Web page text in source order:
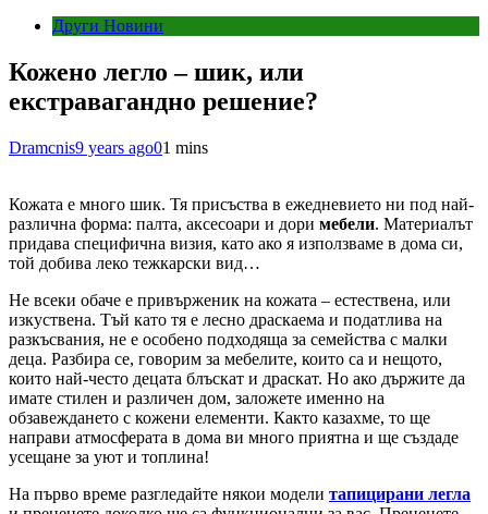
Други Новини
Кожено легло – шик, или
екстравагандно решение?
Dramcnis9 years ago01 mins
Кожата е много шик. Тя присъства в ежедневието ни под най-
различна форма: палта, аксесоари и дори мебели. Материалът
придава специфична визия, като ако я използваме в дома си,
той добива леко тежкарски вид…
Не всеки обаче е привърженик на кожата – естествена, или
изкуствена. Тъй като тя е лесно драскаема и податлива на
разкъсвания, не е особено подходяща за семейства с малки
деца. Разбира се, говорим за мебелите, които са и нещото,
които най-често децата блъскат и драскат. Но ако държите да
имате стилен и различен дом, заложете именно на
обзавеждането с кожени елементи. Както казахме, то ще
направи атмосферата в дома ви много приятна и ще създаде
усещане за уют и топлина!
На първо време разгледайте някои модели тапицирани легла